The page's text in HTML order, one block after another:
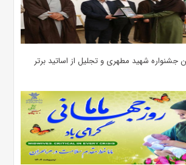
جشنواره شهید مطهری و تجلیل از اساتید برتر